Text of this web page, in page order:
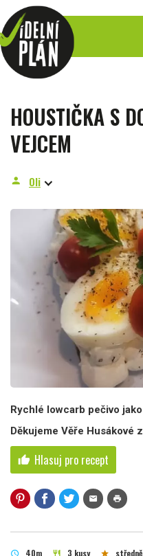
HOUSTIČKA S
VEJCEM
person Oli
Rychlé lowcarb pečivo
Děkujeme Věře Husákové
thumb_up Hlasuj pro recept
mail print
schedule 40m restaurant 3 kusy star